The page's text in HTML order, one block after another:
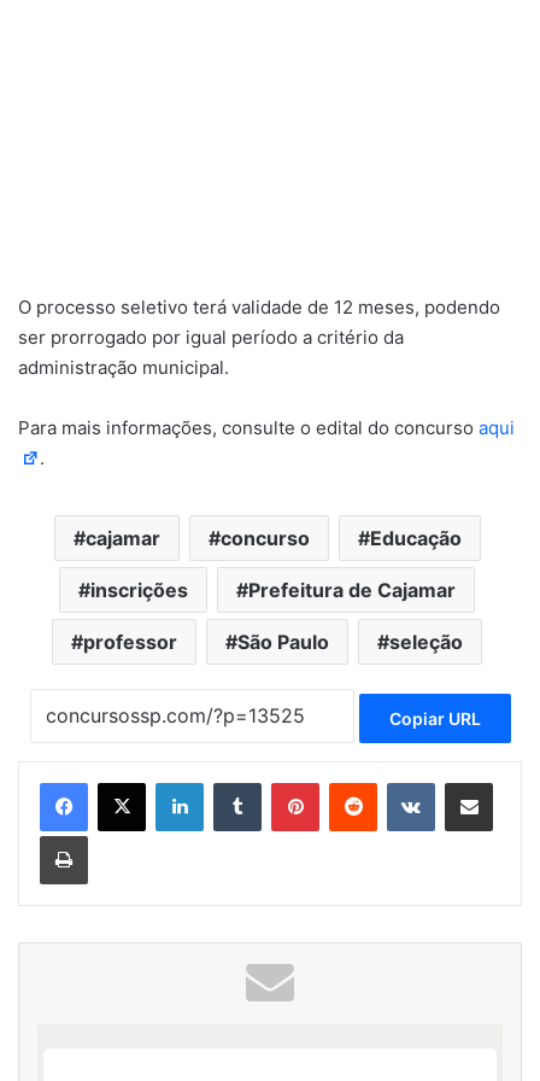
O processo seletivo terá validade de 12 meses, podendo
ser prorrogado por igual período a critério da
administração municipal.
Para mais informações, consulte o edital do concurso aqui
.
cajamar concurso Educação
inscrições Prefeitura de Cajamar
professor São Paulo seleção
Copiar URL
LinkedinTumblr PinterestReddit VK Compartilhar via e-mail
Imprimir